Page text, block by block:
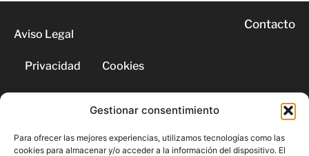
Gestionar consentimiento
Para ofrecer las mejores experiencias, utilizamos tecnologías como las
cookies para almacenar y/o acceder a la información del dispositivo. El
Aviso Legal
Privacidad Cookies
Contacto
© 2026 | Todos los derechos